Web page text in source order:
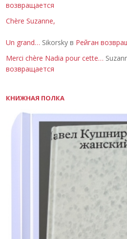
возвращается
Chère Suzanne,
Un grand… Sikorsky в Рейган
Merci chère Nadia pour cette…
возвращается
КНИЖНАЯ ПОЛКА